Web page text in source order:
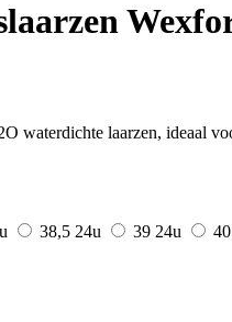
waterdichte laarzen, ideaal
38,5 24u 39 24u 40